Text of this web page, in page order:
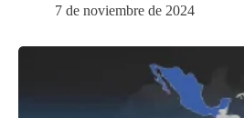
7 de noviembre de 2024